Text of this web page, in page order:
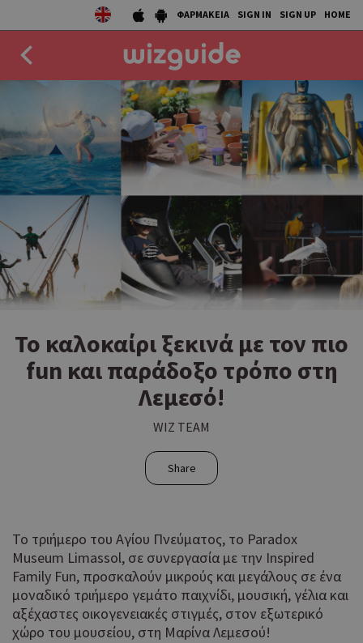
ΦΑΡΜΑΚΕΙΑ SIGN IN SIGN UP HOME
DRINK
50 BEST
AGENDA
COLLECTIONS
STORIES
Το καλοκαίρι ξεκινά με τον πιο
fun και παράδοξο τρόπο στη
Λεμεσό!
WIZ TEAM
Share
Το τριήμερο του Αγίου Πνεύματος, το Paradox
Museum Limassol, σε συνεργασία με την Inspired
Family Fun, προσκαλούν μικρούς και μεγάλους σε ένα
μοναδικό τριήμερο γεμάτο παιχνίδι, μουσική, γέλια και
αξέχαστες οικογενειακές στιγμές, στον εξωτερικό
χώρο του μουσείου, στη Μαρίνα Λεμεσού!